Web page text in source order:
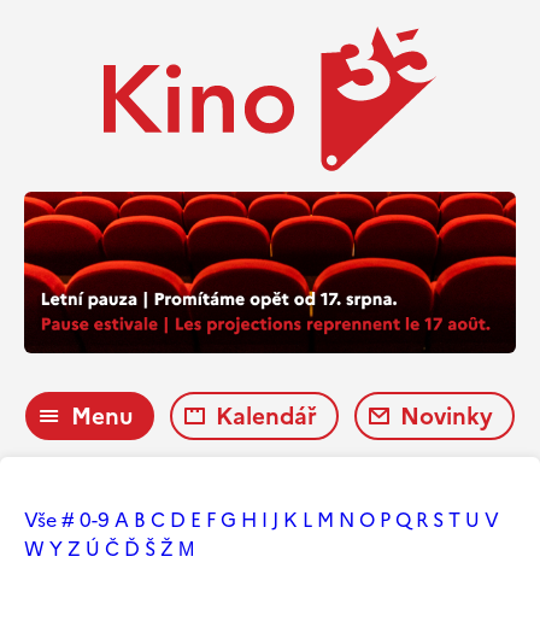
Menu Kalendář Novinky
Vše# 0-9 A B C D E FG H I J K L M N O PQ R ST U V
W YZ Ú Č Ď ŠŽ М